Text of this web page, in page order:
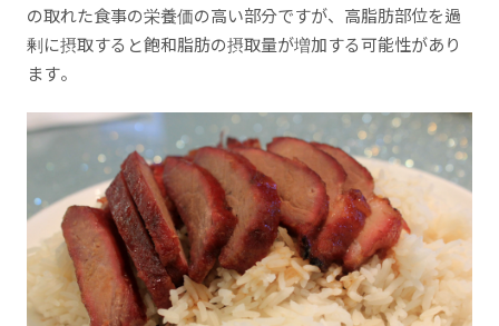
の取れた食事の栄養価の高い部分ですが、高脂肪部位を過
剰に摂取すると飽和脂肪の摂取量が増加する可能性があり
ます。